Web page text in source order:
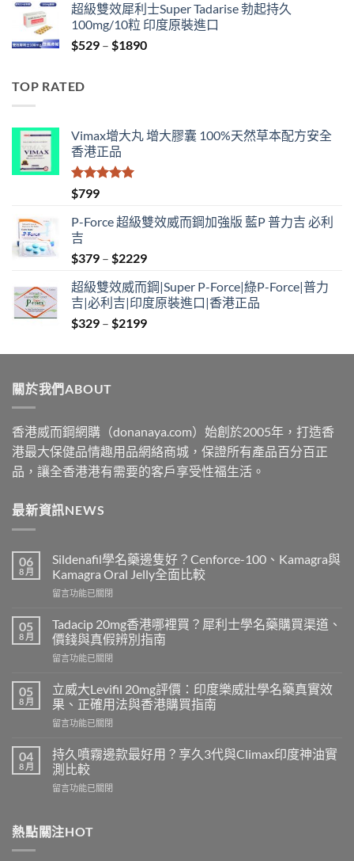
$829
through
$2129
超級雙效犀利士Super Tadarise 勃起持久
100mg/10粒 印度原裝進口
$529 – $1890Price
TOP RATED
Vimax增大丸 增大膠囊 100%天然草本配方安全
香港正品
評分
滿分 5
$799
P-Force 超級雙效威而鋼加強版 藍P 普力吉 必利
吉
$379 – $2229Price
$379
through
$2229
超級雙效威而鋼|Super P-Force|綠P-Force|普力
吉|必利吉|印度原裝進口|香港正品
$329 – $2199Price
$329
關於我們ABOUT
香港威而鋼網購（donanaya.com）始創於2005年，打造香
港最大保健品情趣用品網絡商城，保證所有產品百分百正
品，讓全香港港有需要的客戶享受性福生活。
最新資訊NEWS
06
8 月
Sildenafil學名藥邊隻好？Cenforce-100、Kamagra與
Kamagra Oral Jelly全面比較
在
學
名
藥
邊
好？
Cenforce-
100、
Kamagra
Kamagra
Oral
全
較〉
留言功能已關閉
05
8 月
Tadacip 20mg香港哪裡買？犀利士學名藥購買渠道、
價錢與真假辨別指南
在
20mg
香
港
哪
買？
犀
利
士
藥
留言功能已關閉
05
8 月
立威大Levifil 20mg評價：印度樂威壯學名藥真實效
果、正確用法與香港購買指南
在
威
大
Levifil
20mg
印
留言功能已關閉
04
8 月
持久噴霧邊款最好用？享久3代與Climax印度神油實
測比較
在
噴
霧
留言功能已關閉
熱點關注HOT